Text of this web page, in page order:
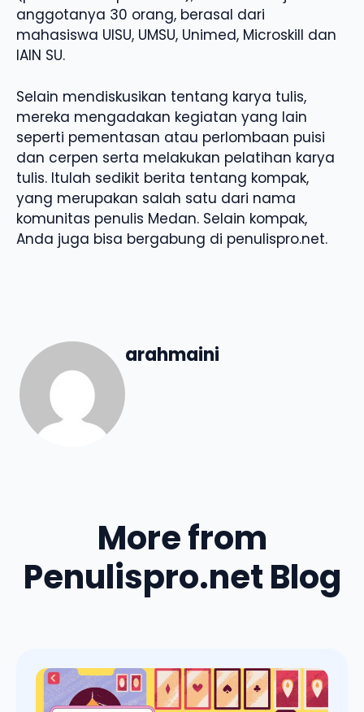
anggotanya 30 orang, berasal dari
mahasiswa UISU, UMSU, Unimed, Microskill dan
IAIN SU.
Selain mendiskusikan tentang karya tulis,
mereka mengadakan kegiatan yang lain
seperti pementasan atau perlombaan puisi
dan cerpen serta melakukan pelatihan karya
tulis. Itulah sedikit berita tentang kompak,
yang merupakan salah satu dari nama
komunitas penulis Medan. Selain kompak,
Anda juga bisa bergabung di penulispro.net.
arahmaini
More from
Penulispro.net Blog